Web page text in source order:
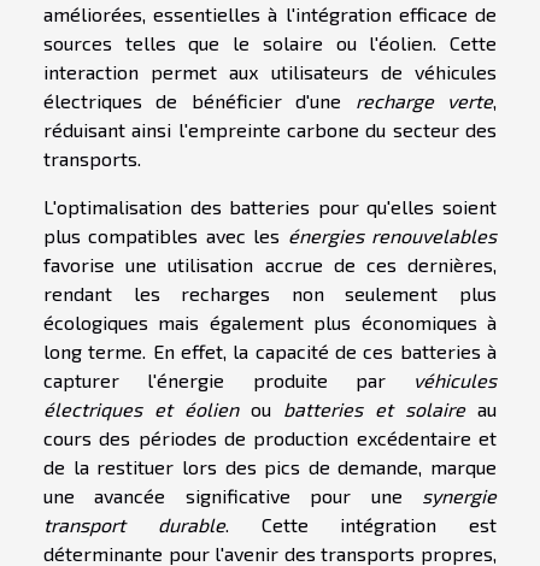
améliorées, essentielles à l'intégration efficace de
sources telles que le solaire ou l'éolien. Cette
interaction permet aux utilisateurs de véhicules
électriques de bénéficier d'une recharge verte,
réduisant ainsi l'empreinte carbone du secteur des
transports.
L'optimalisation des batteries pour qu'elles soient
plus compatibles avec les énergies renouvelables
favorise une utilisation accrue de ces dernières,
rendant les recharges non seulement plus
écologiques mais également plus économiques à
long terme. En effet, la capacité de ces batteries à
capturer l'énergie produite par
véhicules
électriques et éolienou batteries et solaireau
cours des périodes de production excédentaire et
de la restituer lors des pics de demande, marque
une avancée significative pour une
synergie
transport durable. Cette intégration est
déterminante pour l'avenir des transports propres,